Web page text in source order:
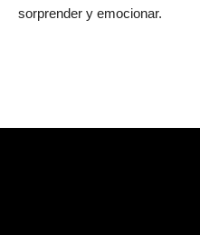
sorprender y emocionar.